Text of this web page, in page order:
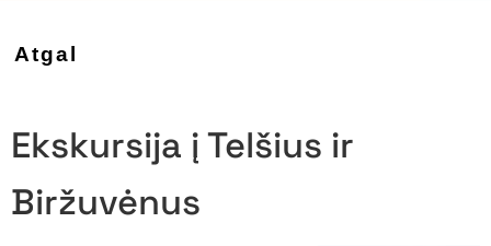
Atgal
Ekskursija į Telšius ir
Biržuvėnus